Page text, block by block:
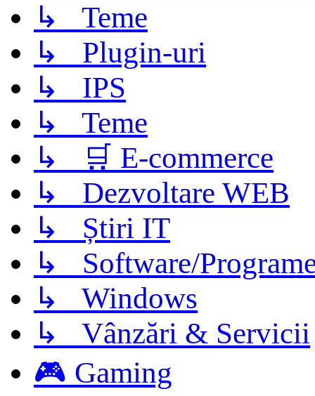
↳ Teme
↳ Plugin-uri
↳ IPS
↳ Teme
↳ 🛒 E-commerce
↳ Dezvoltare WEB
↳ Știri IT
↳ Software/
↳ Windows
↳ Vânzări & Servicii
🎮 Gaming